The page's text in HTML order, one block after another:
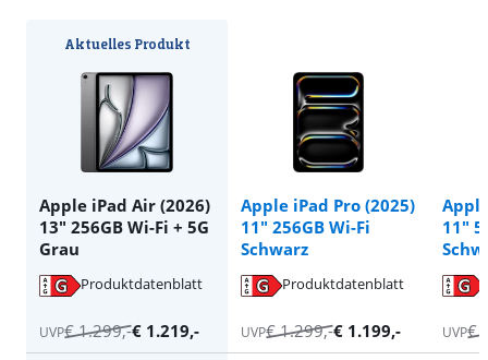
Aktuelles Produkt
Apple iPad Air (2026)
13" 256GB Wi-Fi + 5G
Grau
Apple iPad Pro (2025)
11" 256GB Wi-Fi
Schwarz
11"
Produktdatenblatt
Produktdatenblatt
UVP€1.299,-€ 1.219,- UVP€1.299,-€ 1.199,- UVP€